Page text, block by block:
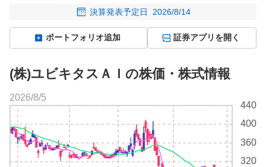
決算発表予定日 2026/8/14
ポートフォリオ追加 証券アプリを開く
(株)ユビキタスＡＩの株価・株式情報
320
360
400
440
2026/8/5